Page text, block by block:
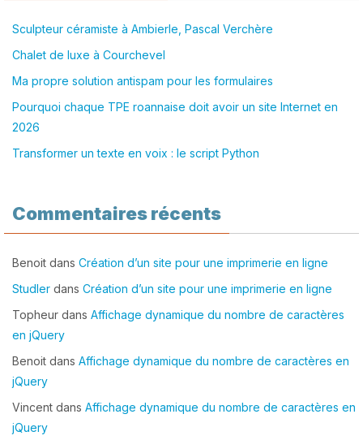
Sculpteur céramiste à Ambierle, Pascal Verchère
Chalet de luxe à Courchevel
Ma propre solution antispam pour les formulaires
Pourquoi chaque TPE roannaise doit avoir un site Internet en
2026
Transformer un texte en voix : le script Python
Commentaires récents
Benoit dans Création d’un site pour une imprimerie en ligne
Studler dans Création d’un site pour une imprimerie en ligne
Topheur dans Affichage dynamique du nombre de caractères
en jQuery
Benoit dans Affichage dynamique du nombre de caractères en
jQuery
Vincent dans Affichage dynamique du nombre de caractères en
jQuery